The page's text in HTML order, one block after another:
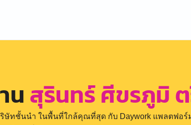
นสุรินทร์ ศีขรภูมิ
ษัทชั้นนำ ในพื้นที่ใกล้คุณที่สุด กับ Daywork แพลตฟอ